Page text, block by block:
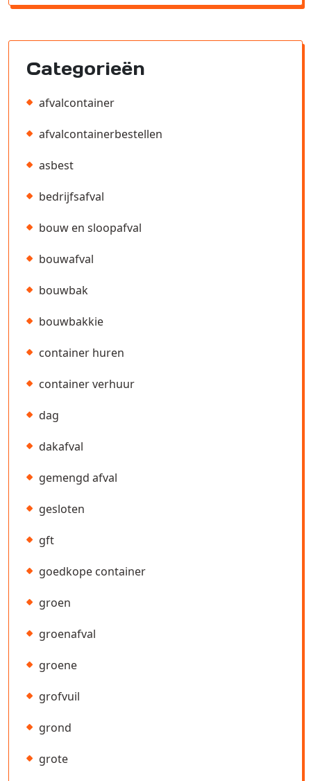
Categorieën
afvalcontainer
afvalcontainerbestellen
asbest
bedrijfsafval
bouw en sloopafval
bouwafval
bouwbak
bouwbakkie
container huren
container verhuur
dag
dakafval
gemengd afval
gesloten
gft
goedkope container
groen
groenafval
groene
grofvuil
grond
grote